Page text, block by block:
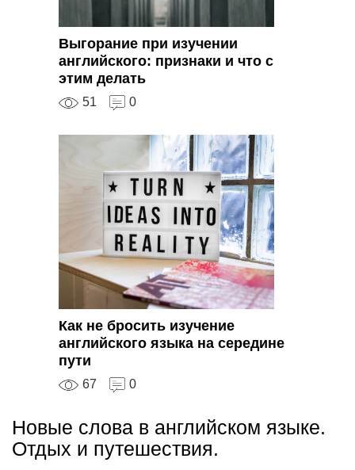
Выгорание при изучении
английского: признаки и что с
этим делать
51 0
Как не бросить изучение
английского языка на середине
пути
67 0
Новые слова в английском языке.
Отдых и путешествия.